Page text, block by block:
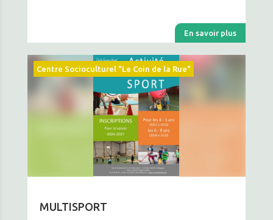
En savoir plus
MULTISPORT
Centre Socioculturel "Le Coin de la Rue"